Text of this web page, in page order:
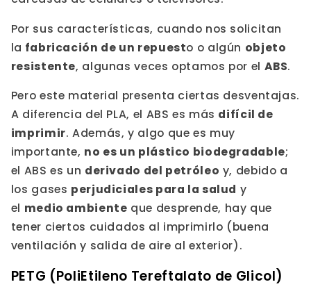
Por sus características, cuando nos solicitan
la fabricación de un repuesto o algún objeto
resistente, algunas veces optamos por el ABS.
Pero este material presenta ciertas desventajas.
A diferencia del PLA, el ABS es más difícil de
imprimir. Además, y algo que es muy
importante, no es un plástico biodegradable;
el ABS es un derivado del petróleo y, debido a
los gases perjudiciales para la salud y
el medio ambiente que desprende, hay que
tener ciertos cuidados al imprimirlo (buena
ventilación y salida de aire al exterior).
PETG (PoliEtileno Tereftalato de Glicol)